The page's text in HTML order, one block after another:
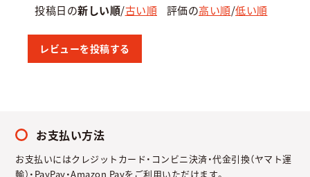
投稿日の新しい順/古い順 評価の高い順/低い順
レビューを投稿する
お支払い方法
お支払いにはクレジットカード・コンビニ決済・代金引換（ヤマト運
輸）・PayPay・Amazon Payをご利用いただけます。